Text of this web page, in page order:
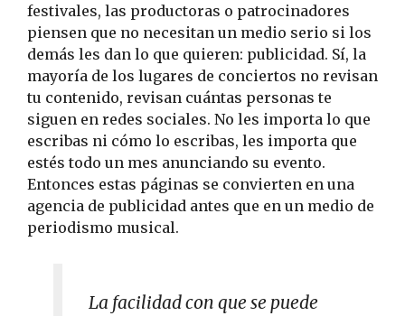
festivales, las productoras o patrocinadores
piensen que no necesitan un medio serio si los
demás les dan lo que quieren: publicidad. Sí, la
mayoría de los lugares de conciertos no revisan
tu contenido, revisan cuántas personas te
siguen en redes sociales. No les importa lo que
escribas ni cómo lo escribas, les importa que
estés todo un mes anunciando su evento.
Entonces estas páginas se convierten en una
agencia de publicidad antes que en un medio de
periodismo musical.
La facilidad con que se puede